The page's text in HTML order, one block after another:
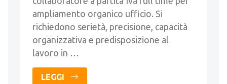
ampliamento organico ufficio. Si
richiedono serietà, precisione, capacità
organizzativa e predisposizione al
lavoro in …
LEGGI